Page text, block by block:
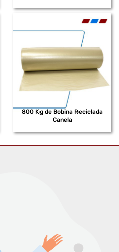
800 Kg de Bobina Reciclada
Canela